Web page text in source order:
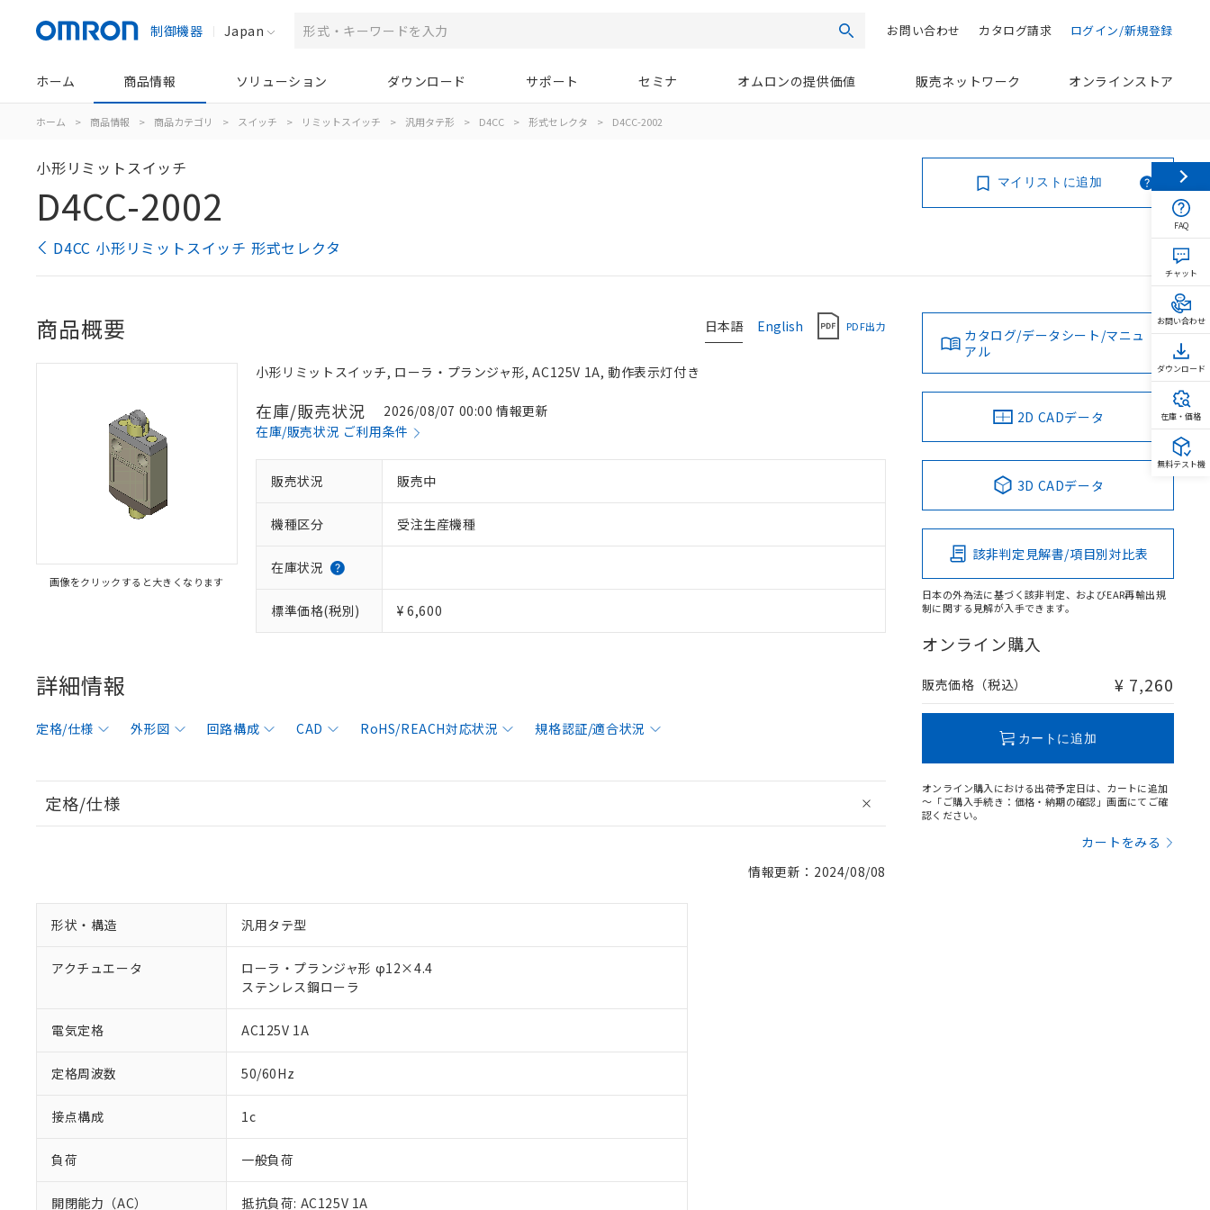
制御機器 Japan 検索 ログイン/新規登録
カタログ請求
お問い合わせ
ホーム 商品情報 ソリューション ダウンロード サポート セミナ オムロンの提供価値 販売ネットワーク オンラインストア
ホーム > 商品情報 > 商品カテゴリ > スイッチ > リミットスイッチ > 汎用タテ形 > D4CC > 形式セレクタ > D4CC-2002
小形リミットスイッチ
D4CC-2002
D4CC 小形リミットスイッチ 形式セレクタ
マイリストに追加
日本語 English PDF出力
商品概要
画像をクリックすると大きくなります
小形リミットスイッチ, ローラ・プランジャ形, AC125V 1A, 動作表示灯付き
在庫/販売状況
2026/08/07 00:00 情報更新
在庫/販売状況 ご利用条件
販売状況 販売中
機種区分 受注生産機種
在庫状況
標準価格(税別) ¥ 6,600
詳細情報
定格/仕様 外形図 回路構成 CAD RoHS/REACH対応状況 規格認証/適合状況
定格/仕様
情報更新：2024/08/08
形状・構造 汎用タテ型
アクチュエータ
ローラ・プランジャ形 φ12×4.4
ステンレス鋼ローラ
電気定格 AC125V 1A
定格周波数 50/60Hz
接点構成 1c
負荷 一般負荷
開閉能力（AC）
抵抗負荷: AC125V 1A
カタログ/データシート/マニュ
アル
2D CADデータ
3D CADデータ
該非判定見解書/項目別対比表
日本の外為法に基づく該非判定、およびEAR再輸出規
制に関する見解が入手できます。
オンライン購入
販売価格（税込） ¥ 7,260
カートに追加
オンライン購入における出荷予定日は、カートに追加
～「ご購入手続き：価格・納期の確認」画面にてご確
認ください。
カートをみる
FAQ
チャット
お問い合わせ
ダウンロード
在庫・価格
無料テスト機